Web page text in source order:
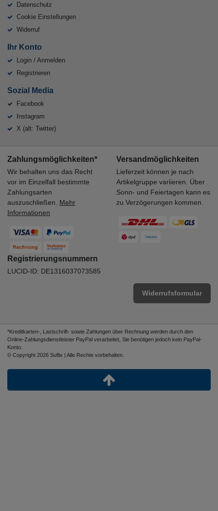
Datenschutz
Cookie Einstellungen
Widerruf
Ihr Konto
Login / Anmelden
Registrieren
Sozial Media
Facebook
Instagram
X (alt: Twitter)
Zahlungsmöglichkeiten*
Wir behalten uns das Recht
vor im Einzelfall bestimmte
Zahlungsarten
auszuschließen. Mehr
Informationen
Versandmöglichkeiten
Lieferzeit können je nach
Artikelgruppe variieren. Über
Sonn- und Feiertagen kann es
zu Verzögerungen kommen.
Registrierungsnummern
LUCID-ID: DE1316037073585
Widerrufsformular
*Kreditkarten-, Lastschrift- sowie Zahlungen über Rechnung werden durch den
Online-Zahlungsdienstleister PayPal verarbeitet, Sie benötigen jedoch kein PayPal-
Konto.
© Copyright 2026 Suflix | Alle Rechte vorbehalten.